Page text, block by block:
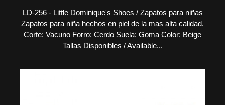
LD-256 - Little Dominique's Shoes / Zapatos para niñas
Zapatos para niña hechos en piel de la mas alta calidad.
Corte: Vacuno Forro: Cerdo Suela: Goma Color: Beige
Tallas Disponibles / Available...